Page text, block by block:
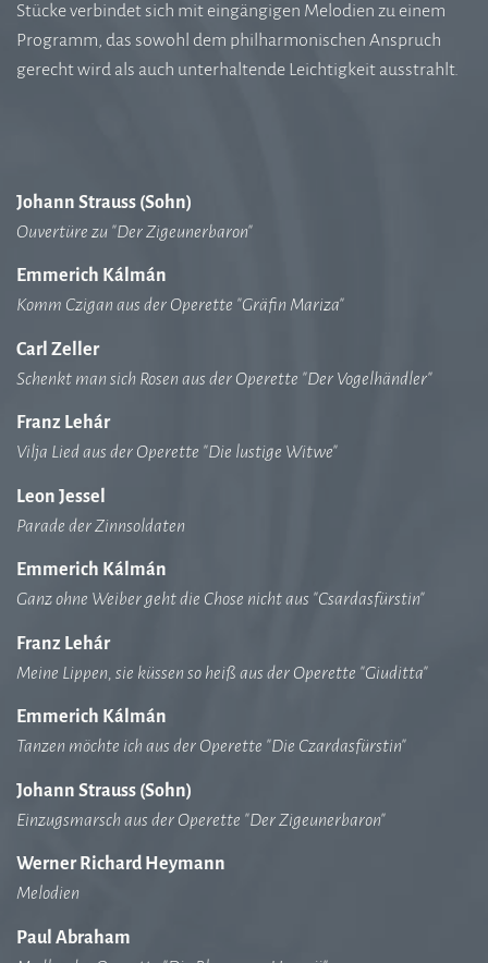
Stücke verbindet sich mit eingängigen Melodien zu einem
Programm, das sowohl dem philharmonischen Anspruch
gerecht wird als auch unterhaltende Leichtigkeit ausstrahlt.
Johann Strauss (Sohn)
Ouvertüre zu "Der Zigeunerbaron"
Emmerich Kálmán
Komm Czigan aus der Operette "Gräfin Mariza"
Carl Zeller
Schenkt man sich Rosen aus der Operette "Der Vogelhändler"
Franz Lehár
Vilja Lied aus der Operette "Die lustige Witwe"
Leon Jessel
Parade der Zinnsoldaten
Emmerich Kálmán
Ganz ohne Weiber geht die Chose nicht aus "Csardasfürstin"
Franz Lehár
Meine Lippen, sie küssen so heiß aus der Operette "Giuditta"
Emmerich Kálmán
Tanzen möchte ich aus der Operette "Die Czardasfürstin"
Johann Strauss (Sohn)
Einzugsmarsch aus der Operette "Der Zigeunerbaron"
Werner Richard Heymann
Melodien
Paul Abraham